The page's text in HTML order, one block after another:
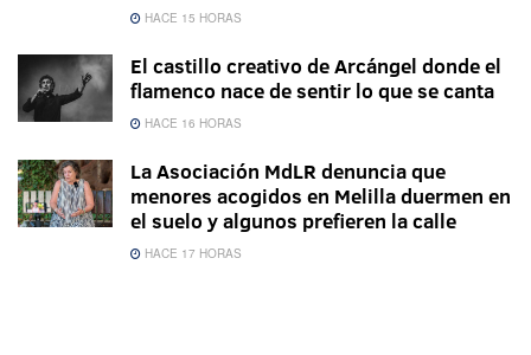
HACE 15 HORAS
El castillo creativo de Arcángel donde el
flamenco nace de sentir lo que se canta
HACE 16 HORAS
La Asociación MdLR denuncia que
menores acogidos en Melilla duermen en
el suelo y algunos prefieren la calle
HACE 17 HORAS